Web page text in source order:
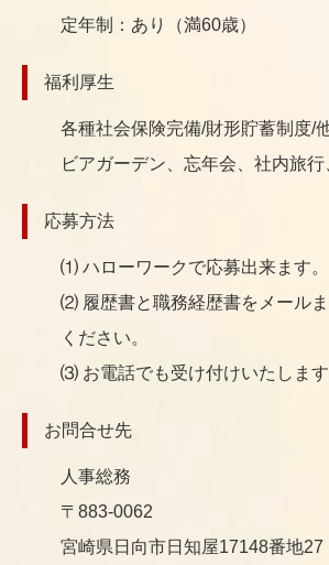
定年制：あり（満60歳）
福利厚生
各種社会保険完備/財形貯蓄制度/
ビアガーデン、忘年会、社内旅行
応募方法
⑴ ハローワークで応募出来ます。
⑵ 履歴書と職務経歴書をメール
ください。
⑶ お電話でも受け付けいたします
お問合せ先
人事総務
〒883-0062
宮崎県日向市日知屋17148番地27